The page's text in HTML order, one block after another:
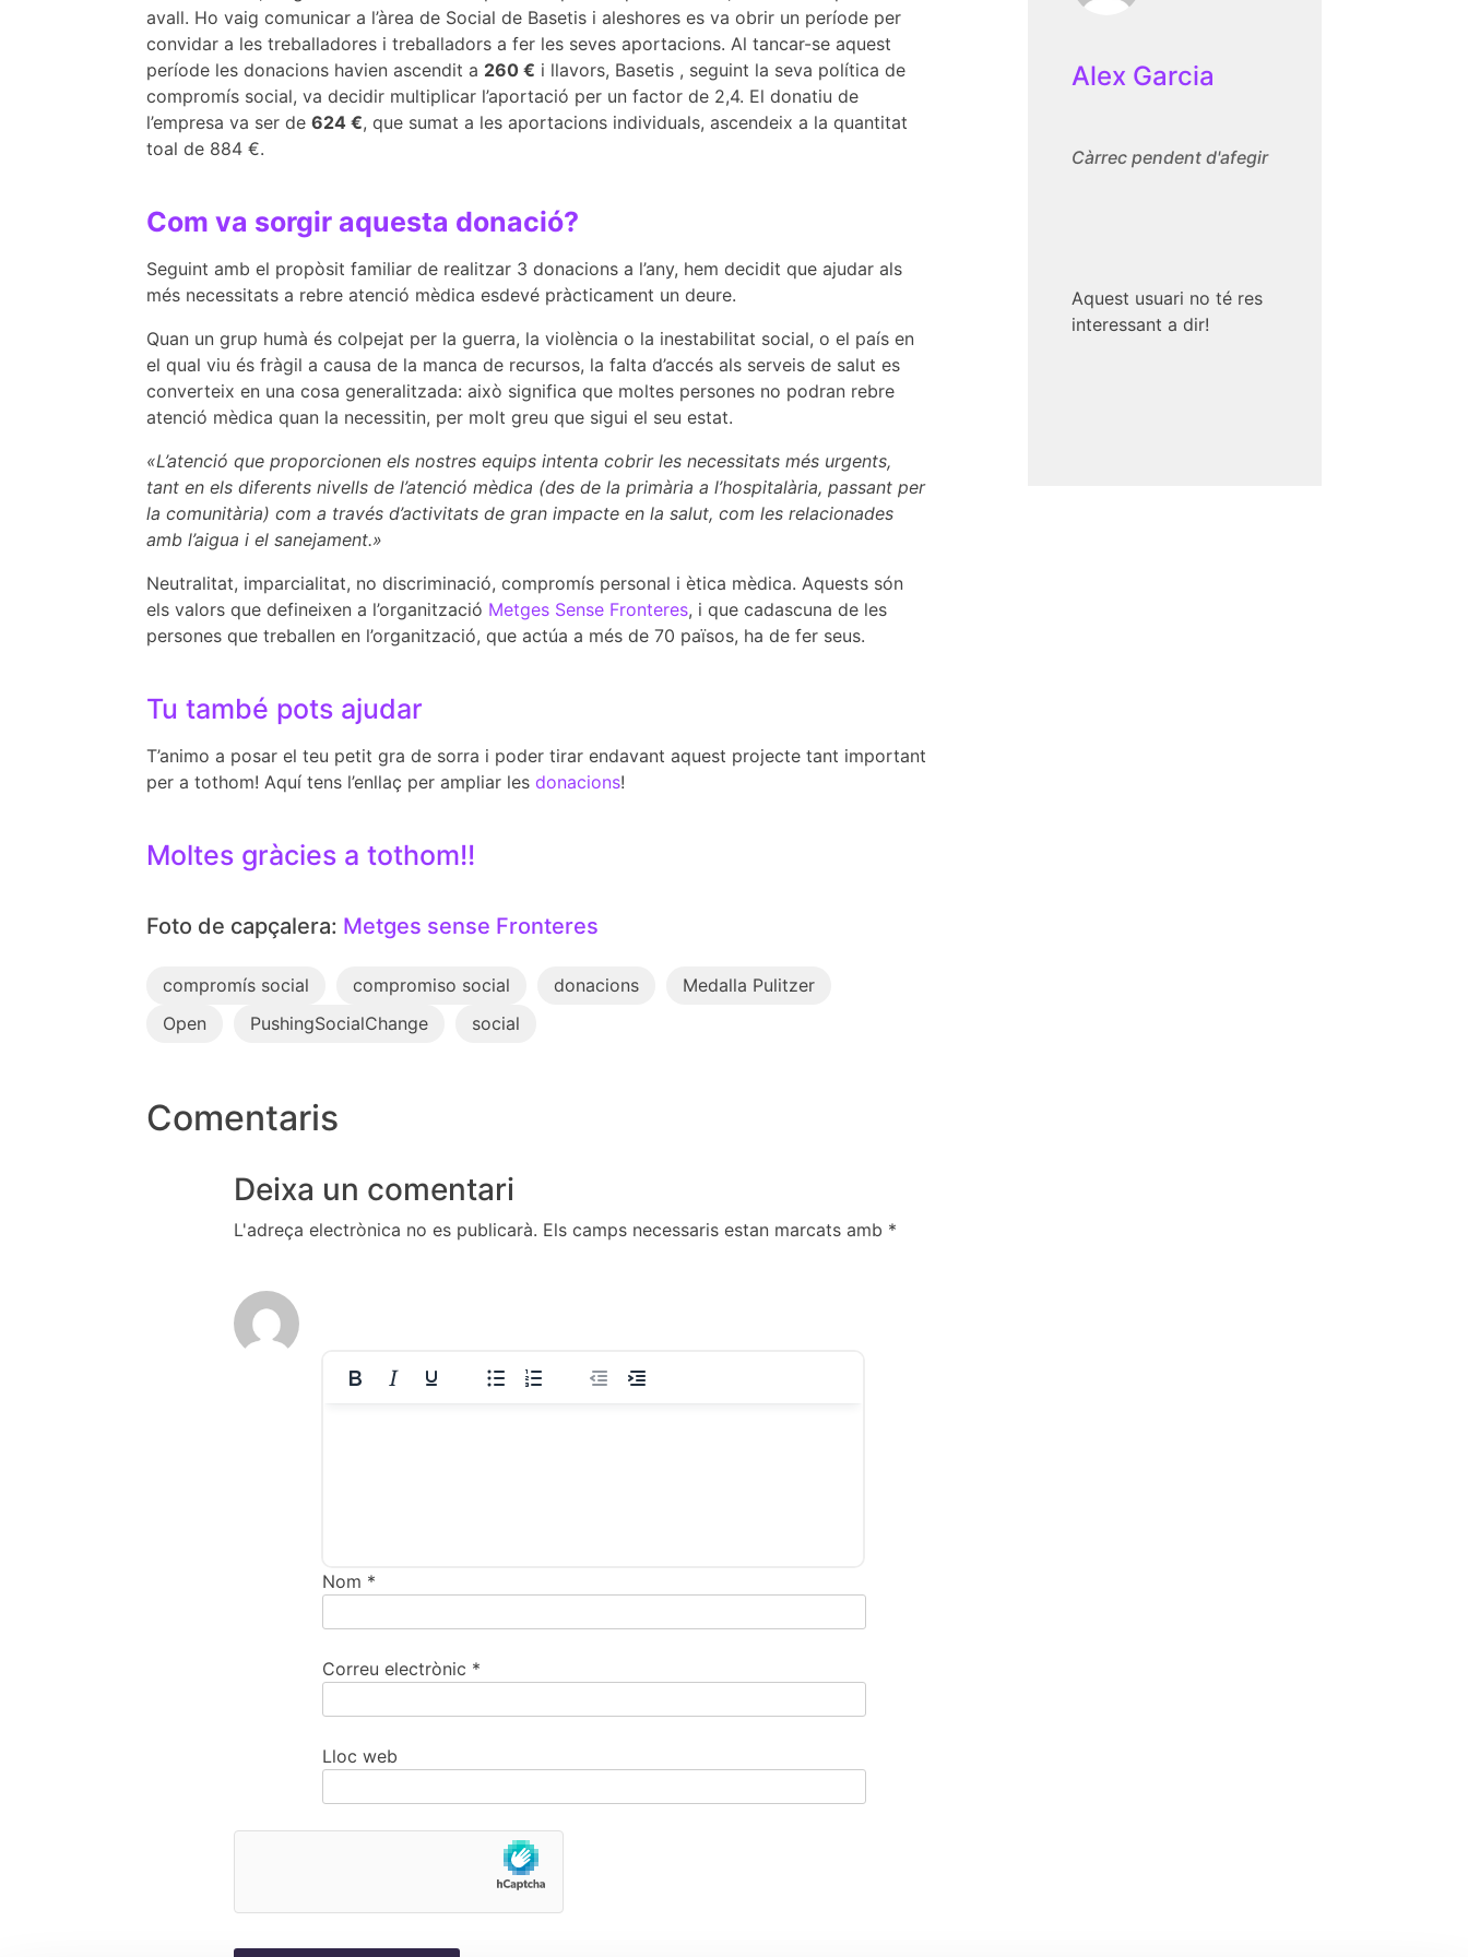
avall. Ho vaig comunicar a l’àrea de Social de Basetis i aleshores es va obrir un període per
convidar a les treballadores i treballadors a fer les seves aportacions. Al tancar-se aquest
període les donacions havien ascendit a 260 € i llavors, Basetis , seguint la seva política de
compromís social, va decidir multiplicar l’aportació per un factor de 2,4. El donatiu de
l’empresa va ser de624 €, que sumat a les aportacions individuals, ascendeix a la quantitat
toal de 884 €.
Com va sorgir aquesta donació?
Seguint amb el propòsit familiar de realitzar 3 donacions a l’any, hem decidit que ajudar als
més necessitats a rebre atenció mèdica esdevé pràcticament un deure.
Quan un grup humà és colpejat per la guerra, la violència o la inestabilitat social, o el país en
el qual viu és fràgil a causa de la manca de recursos, la falta d’accés als serveis de salut es
converteix en una cosa generalitzada: això significa que moltes persones no podran rebre
atenció mèdica quan la necessitin, per molt greu que sigui el seu estat.
«L’atenció que proporcionen els nostres equips intenta cobrir les necessitats més urgents,
tant en els diferents nivells de l’atenció mèdica (des de la primària a l’hospitalària, passant per
la comunitària) com a través d’activitats de gran impacte en la salut, com les relacionades
amb l’aigua i el sanejament.»
Neutralitat, imparcialitat, no discriminació, compromís personal i ètica mèdica. Aquests són
els valors que defineixen a l’organització Metges Sense Fronteres, i que cadascuna de les
persones que treballen en l’organització, que actúa a més de 70 països, ha de fer seus.
Tu també pots ajudar
T’animo a posar el teu petit gra de sorra i poder tirar endavant aquest projecte tant important
per a tothom! Aquí tens l’enllaç per ampliar lesdonacions!
Moltes gràcies a tothom!!
Foto de capçalera: Metges sense Fronteres
compromís social compromiso social donacions
Medalla Pulitzer
Open
PushingSocialChange social
Alex Garcia
Càrrec pendent d'afegir
Aquest usuari no té res
interessant a dir!
Comentaris
Deixa un comentari
L'adreça electrònica no es publicarà. Els camps necessaris estan marcats amb *
Nom *
Correu electrònic *
Lloc web